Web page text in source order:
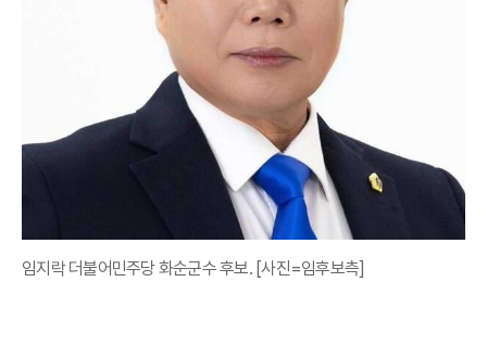
임지락 더불어민주당 화순군수 후보. [사진=임후보측]